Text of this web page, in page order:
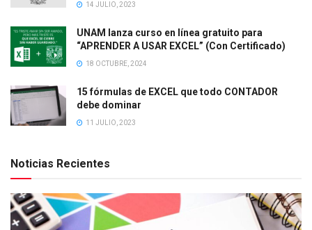
14 JULIO, 2023
UNAM lanza curso en línea gratuito para
“APRENDER A USAR EXCEL” (Con Certificado)
18 OCTUBRE, 2024
15 fórmulas de EXCEL que todo CONTADOR
debe dominar
11 JULIO, 2023
Noticias Recientes